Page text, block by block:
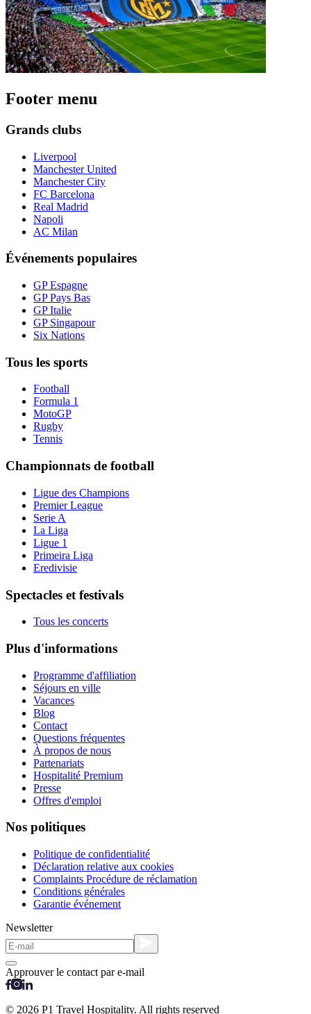
Footer menu
Grands clubs
Liverpool
Manchester United
Manchester City
FC Barcelona
Real Madrid
Napoli
AC Milan
Événements populaires
GP Espagne
GP Pays Bas
GP Italie
GP Singapour
Six Nations
Tous les sports
Football
Formula 1
MotoGP
Rugby
Tennis
Championnats de football
Ligue des Champions
Premier League
Serie A
La Liga
Ligue 1
Primeira Liga
Eredivisie
Spectacles et festivals
Tous les concerts
Plus d'informations
Programme d'affiliation
Séjours en ville
Vacances
Blog
Contact
Questions fréquentes
À propos de nous
Partenariats
Hospitalité Premium
Presse
Offres d'emploi
Nos politiques
Politique de confidentialité
Déclaration relative aux cookies
Complaints Procédure de réclamation
Conditions générales
Garantie événement
Newsletter
Approuver le contact par e-mail
© 2026 P1 Travel Hospitality. All rights reserved